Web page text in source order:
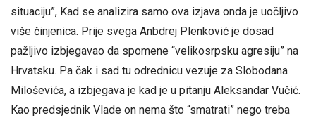
situaciju”, Kad se analizira samo ova izjava onda je uočljivo
više činjenica. Prije svega Anbdrej Plenković je dosad
pažljivo izbjegavao da spomene “velikosrpsku agresiju” na
Hrvatsku. Pa čak i sad tu odrednicu vezuje za Slobodana
Miloševića, a izbjegava je kad je u pitanju Aleksandar Vučić.
Kao predsjednik Vlade on nema što “smatrati” nego treba